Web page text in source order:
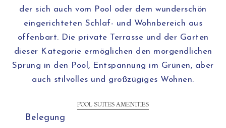
der sich auch vom Pool oder dem wunderschön
eingerichteten Schlaf- und Wohnbereich aus
offenbart. Die private Terrasse und der Garten
dieser Kategorie ermöglichen den morgendlichen
Sprung in den Pool, Entspannung im Grünen, aber
auch stilvolles und großzügiges Wohnen.
POOL SUITES AMENITIES
Belegung